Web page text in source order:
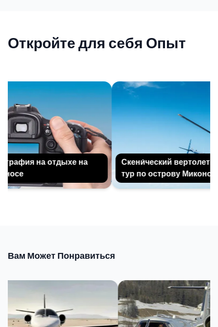
Откройте для себя Опыт
на отдыхе на
Скени́ческий
тур по острову Миконос
Вам Может Понравиться